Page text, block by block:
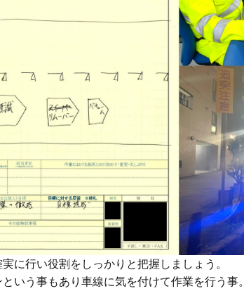
実に行い役割をしっかりと把握しましょう。
という事もあり車線に気を付けて作業を行う事。